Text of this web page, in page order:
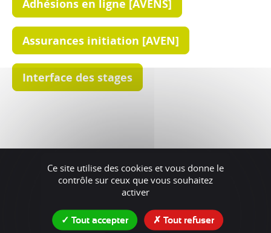
Adhésions en ligne [AVENS]
Assurances initiation [AVEN]
Interface des stages
Ce site utilise des cookies et vous donne le
contrôle sur ceux que vous souhaitez
activer
Tout accepter Tout refuser